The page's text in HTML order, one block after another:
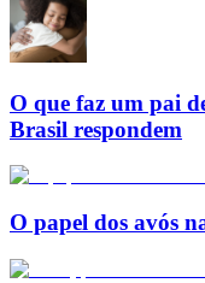
O que faz um pai
Brasil respondem
O papel dos avós